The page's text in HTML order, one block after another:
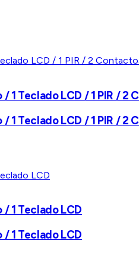
/ 1 Teclado LCD / 1 PIR /
/ 1 Teclado LCD / 1 PIR /
/ 1 Teclado LCD
/ 1 Teclado LCD